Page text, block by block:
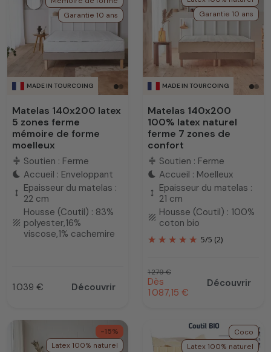
MADE IN TOURCOING
Garantie 10 ans
Matelas 140x200 latex
5 zones ferme
mémoire de forme
moelleux
compress Soutien : Ferme
bedtime Accueil : Enveloppant
height
Epaisseur du matelas :
22 cm
texture
Housse (Coutil) : 83%
polyester,16%
viscose,1% cachemire
Prix
1 039 € Découvrir
MADE IN TOURCOING
Garantie 10 ans
Matelas 140x200
100% latex naturel
ferme 7 zones de
confort
compress Soutien : Ferme
bedtime Accueil : Moelleux
height
Epaisseur du matelas :
21 cm
texture Housse (Coutil) : 100%
coton bio
5/5 (2)
Prix habituel
1 279 €
Prix promotionnel
Dès
1 087,15 €
Découvrir
-15%
Latex 100% naturel
Coco
Latex 100% naturel